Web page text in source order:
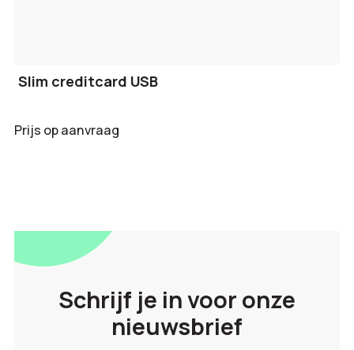
Slim creditcard USB
Prijs op aanvraag
Schrijf je in voor onze
nieuwsbrief